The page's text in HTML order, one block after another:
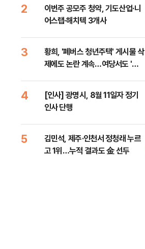
2
이번주 공모주 청약, 기도산업·니
어스랩·해치텍 3개사
3
황희, '폐버스 청년주택' 게시물 삭
제에도 논란 계속…여당서도 '내
4
[인사] 광명시, 8월 11일자 정기
인사 단행
5
김민석, 제주·인천서 정청래 누르
고 1위…누적 결과도 金 선두